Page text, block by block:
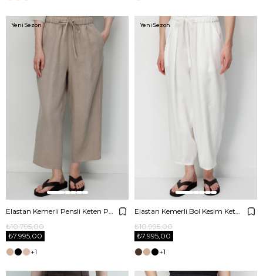
Elastan Kemerli Pensli Keten Pantolon
₺7.995,00
₺10.795,00
+1
Yeni Sezon
Elastan Kemerli Bol Kesim Keten Pantolon
₺7.995,00
₺10.995,00
+1
Yeni Sezon